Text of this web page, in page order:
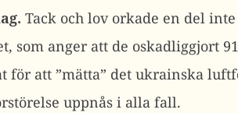
Tack och lov orkade en del
som anger att de oskadliggjort
för att ”mätta” det ukrainska
uppnås i alla fall.